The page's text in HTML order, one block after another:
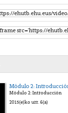
Módulo 2:
Módulo 2: Introducción
2015(e)ko urr. 6(a)